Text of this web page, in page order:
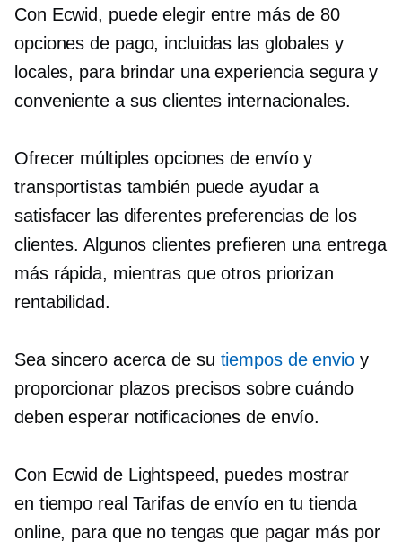
Con Ecwid, puede elegir entre más de 80
opciones de pago, incluidas las globales y
locales, para brindar una experiencia segura y
conveniente a sus clientes internacionales.
Ofrecer múltiples opciones de envío y
transportistas también puede ayudar a
satisfacer las diferentes preferencias de los
clientes. Algunos clientes prefieren una entrega
más rápida, mientras que otros priorizan
rentabilidad.
Sea sincero acerca de su tiempos de envioy
proporcionar plazos precisos sobre cuándo
deben esperar notificaciones de envío.
Con Ecwid de Lightspeed, puedes mostrar
en tiempo real Tarifas de envío en tu tienda
online, para que no tengas que pagar más por